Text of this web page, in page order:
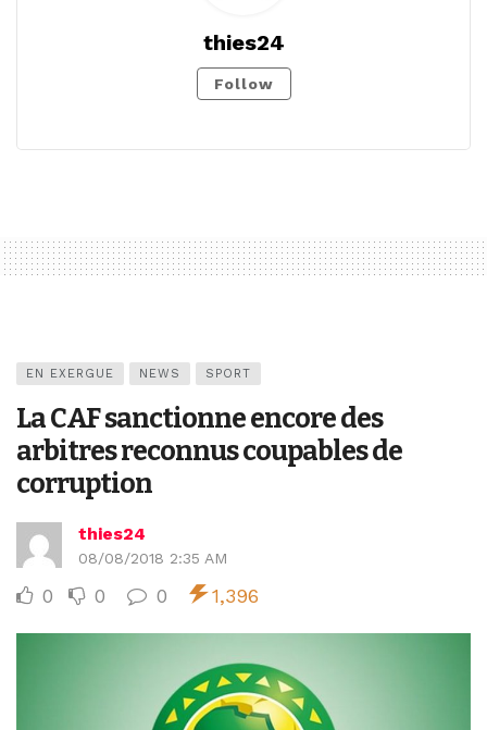
thies24
Follow
EN EXERGUE NEWS SPORT
La CAF sanctionne encore des
arbitres reconnus coupables de
corruption
thies24
08/08/2018 2:35 AM
0 0 0 1,396